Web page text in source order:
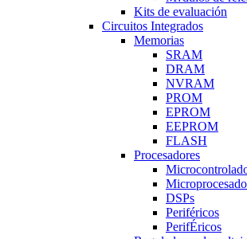
Kits de evaluación
Circuitos Integrados
Memorias
SRAM
DRAM
NVRAM
PROM
EPROM
EEPROM
FLASH
Procesadores
DSPs
Periféricos
PerifÉricos